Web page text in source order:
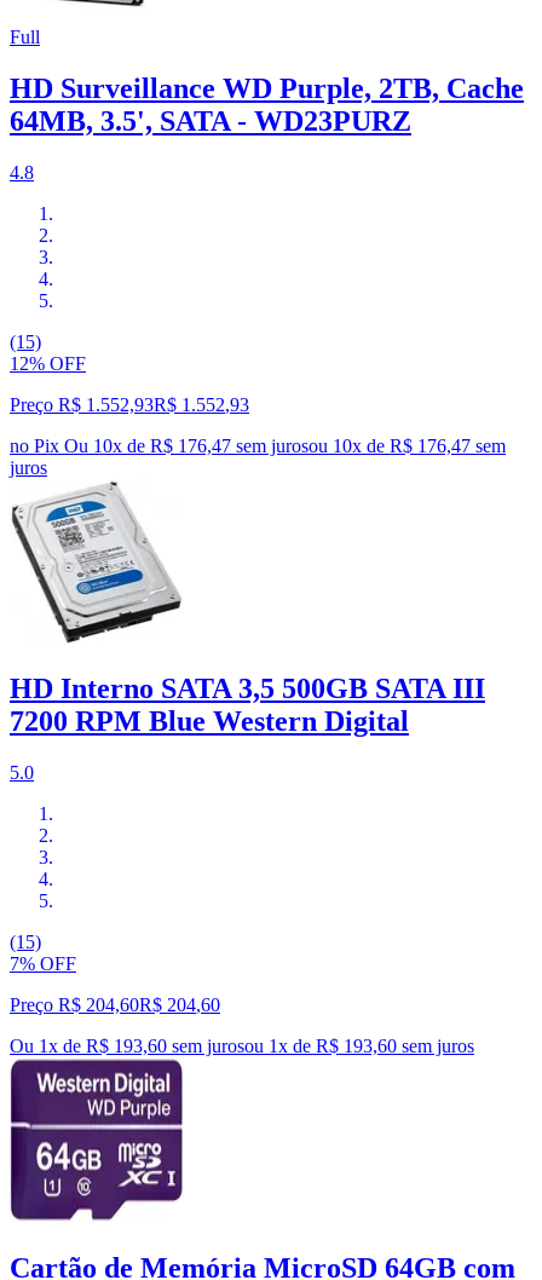
Full
HD Surveillance WD Purple, 2TB, Cache
64MB, 3.5', SATA - WD23PURZ
4.8
(15)
12% OFF
Preço R$ 1.552,93R$ 1.552,93
no Pix Ou 10x de R$ 176,47 sem jurosou 10x de R$ 176,47 sem
juros
HD Interno SATA 3,5 500GB SATA III
7200 RPM Blue Western Digital
5.0
(15)
7% OFF
Preço R$ 204,60R$ 204,60
Ou 1x de R$ 193,60 sem jurosou 1x de R$ 193,60 sem juros
Cartão de Memória MicroSD 64GB com